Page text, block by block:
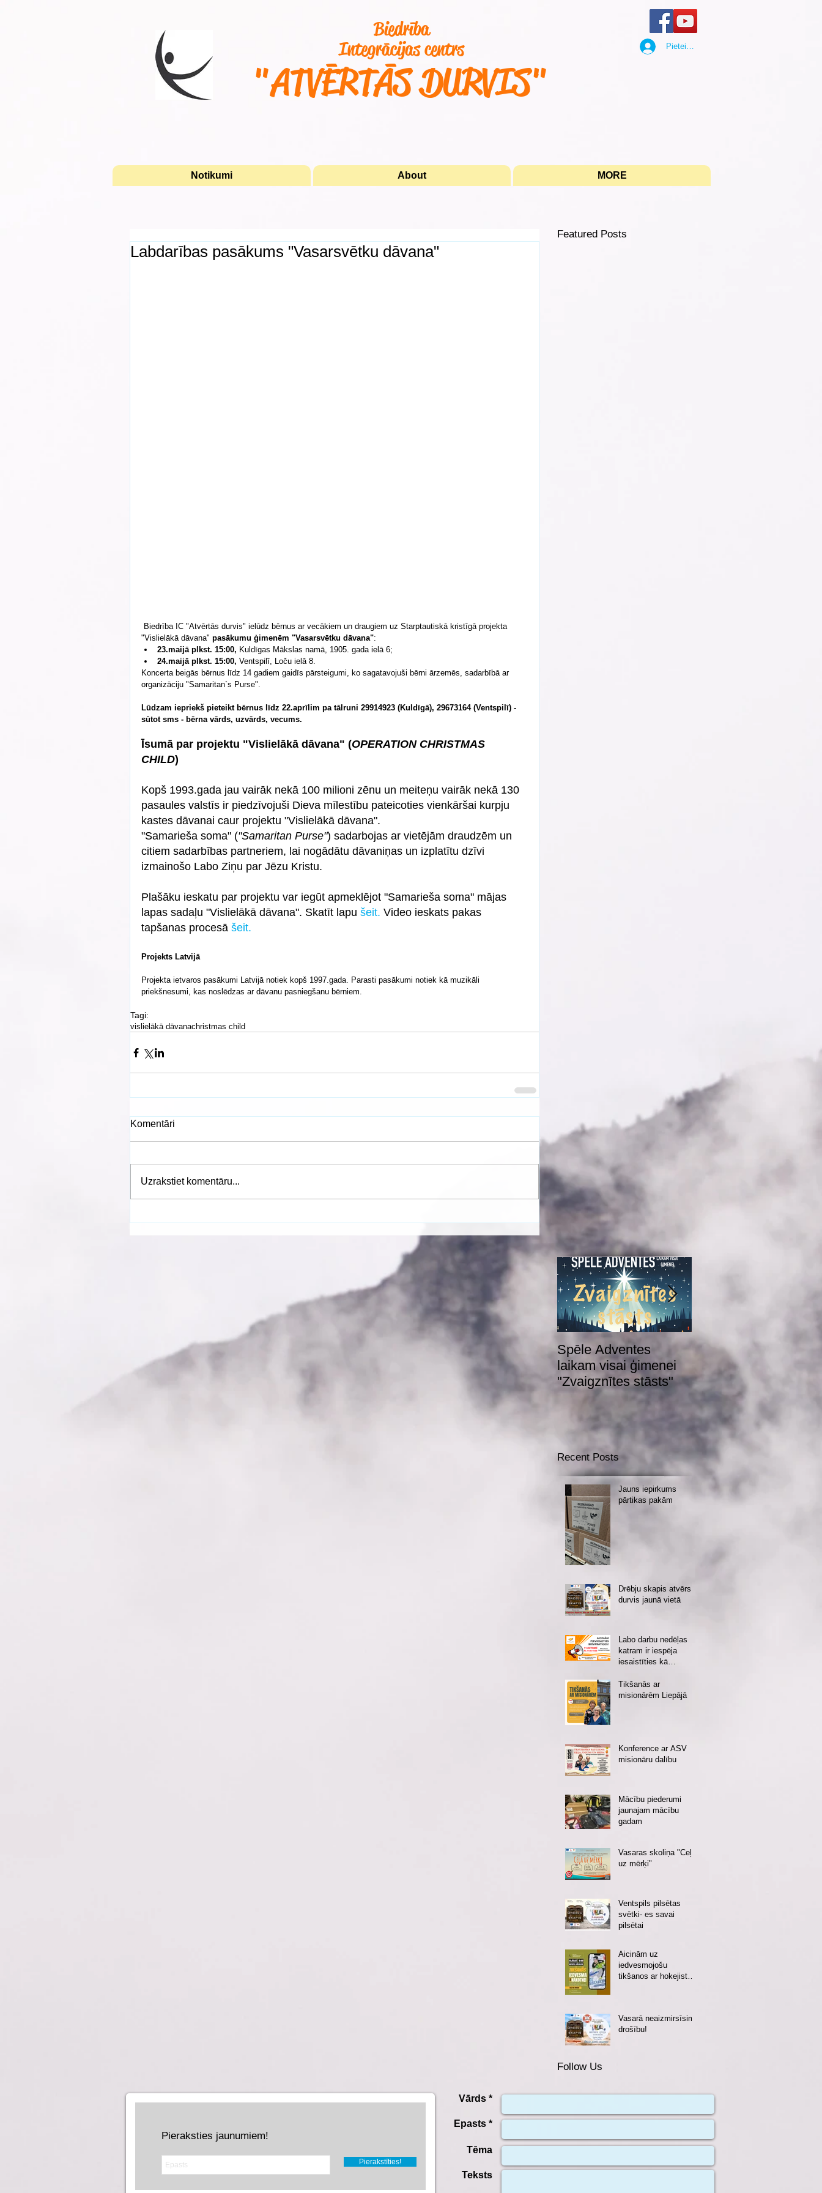
Biedrība
Integrācijas centrs
"ATVĒRTĀS DURVIS"
Pieteikties
Notikumi About MORE
Labdarības pasākums "Vasarsvētku dāvana"
"Vislielākā dāvana" pasākumu ģimenēm "Vasarsvētku dāvana":
23.maijā plkst. 15:00, Kuldīgas Mākslas namā, 1905. gada ielā 6;
24.maijā plkst. 15:00, Ventspilī, Loču ielā 8.
Koncerta beigās bērnus līdz 14 gadiem gaidīs pārsteigumi, ko sagatavojuši bērni ārzemēs, sadarbībā ar
organizāciju "Samaritan`s Purse".
Lūdzam iepriekš pieteikt bērnus līdz 22.aprīlim pa tālruni 29914923 (Kuldīgā), 29673164 (Ventspilī) -
sūtot sms - bērna vārds, uzvārds, vecums.
Īsumā par projektu "Vislielākā dāvana" (OPERATION CHRISTMAS
CHILD)
Kopš 1993.gada jau vairāk nekā 100 milioni zēnu un meiteņu vairāk nekā 130
pasaules valstīs ir piedzīvojuši Dieva mīlestību pateicoties vienkāršai kurpju
kastes dāvanai caur projektu "Vislielākā dāvana".
"Samarieša soma" ("Samaritan Purse") sadarbojas ar vietējām draudzēm un
citiem sadarbības partneriem, lai nogādātu dāvaniņas un izplatītu dzīvi
izmainošo Labo Ziņu par Jēzu Kristu.
Plašāku ieskatu par projektu var iegūt apmeklējot "Samarieša soma" mājas
lapas sadaļu "Vislielākā dāvana". Skatīt lapu šeit. Video ieskats pakas
tapšanas procesā šeit.
Projekts Latvijā
Projekta ietvaros pasākumi Latvijā notiek kopš 1997.gada. Parasti pasākumi notiek kā muzikāli
priekšnesumi, kas noslēdzas ar dāvanu pasniegšanu bērniem.
Tagi:
vislielākā dāvanachristmas child
Komentāri
Uzrakstiet komentāru...
Featured Posts
Spēle Adventes
laikam visai ģimenei
"Zvaigznītes stāsts"
Adventes spēle 2022
Recent Posts
Jauns iepirkums
pārtikas pakām
Drēbju skapis atvērs
durvis jaunā vietā
Labo darbu nedēļas
katram ir iespēja
iesaistīties kā
ziedotājam
Tikšanās ar
misionārēm Liepājā
Konference ar ASV
misionāru dalību
Mācību piederumi
jaunajam mācību
gadam
Vasaras skoliņa "Ceļā
uz mērķi"
Ventspils pilsētas
svētki- es savai
pilsētai
Aicinām uz
iedvesmojošu
tikšanos ar hokejistu
Vasarā neaizmirsīsim
drošību!
Follow Us
Pieraksties jaunumiem!
Pierakstīties!
Vārds *
Epasts *
Tēma
Teksts